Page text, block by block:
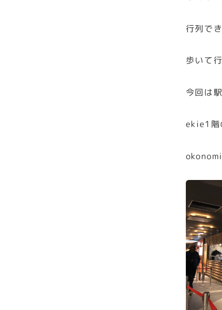
行列で
歩いて
今回は
ekie1階